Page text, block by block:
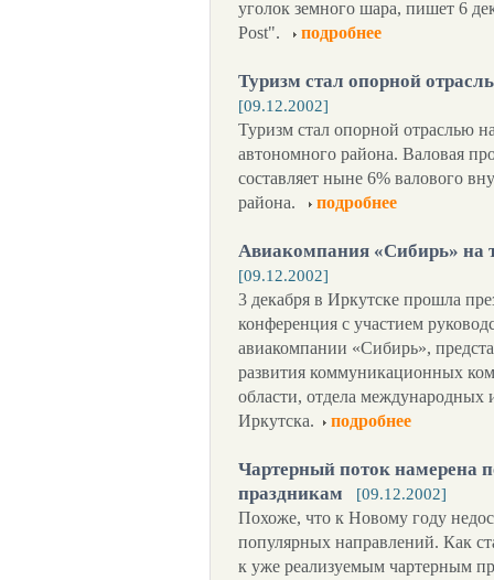
уголок земного шара, пишет 6
Post".
подробнее
Туризм стал опорной
[09.12.2002]
Туризм стал опорной отраслью
автономного района. Валовая
составляет ныне 6% валового
района.
подробнее
Авиакомпания «Сибирь» на
[09.12.2002]
3 декабря в Иркутске прошла
конференция с участием
авиакомпании «Сибирь»,
развития коммуникационных
области, отдела международных
Иркутска.
подробнее
Чартерный поток намерена
праздникам
[09.12.2002]
Похоже, что к Новому году
популярных направлений. Как
к уже реализуемым чартерным